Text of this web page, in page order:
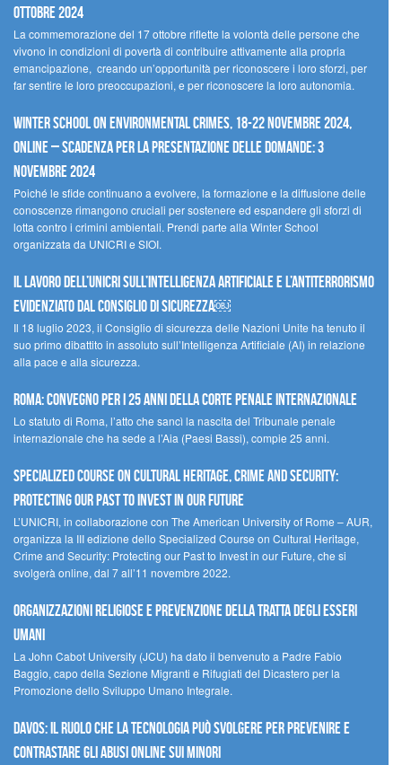
ottobre 2024
La commemorazione del 17 ottobre riflette la volontà delle persone che
vivono in condizioni di povertà di contribuire attivamente alla propria
emancipazione, creando un’opportunità per riconoscere i loro sforzi, per
far sentire le loro preoccupazioni, e per riconoscere la loro autonomia.
Winter School on Environmental Crimes, 18-22 novembre 2024,
Online – Scadenza per la presentazione delle domande: 3
novembre 2024
Poiché le sfide continuano a evolvere, la formazione e la diffusione delle
conoscenze rimangono cruciali per sostenere ed espandere gli sforzi di
lotta contro i crimini ambientali. Prendi parte alla Winter School
organizzata da UNICRI e SIOI.
Il lavoro dell’UNICRI sull’intelligenza artificiale e l’antiterrorismo
evidenziato dal Consiglio di Sicurezza￼
Il 18 luglio 2023, il Consiglio di sicurezza delle Nazioni Unite ha tenuto il
suo primo dibattito in assoluto sull’Intelligenza Artificiale (AI) in relazione
alla pace e alla sicurezza.
Roma: convegno per i 25 anni della Corte penale internazionale
Lo statuto di Roma, l’atto che sancì la nascita del Tribunale penale
internazionale che ha sede a l’Aia (Paesi Bassi), compie 25 anni.
Specialized Course on Cultural Heritage, Crime and Security:
Protecting our Past to Invest in our Future
L’UNICRI, in collaborazione con The American University of Rome – AUR,
organizza la III edizione dello Specialized Course on Cultural Heritage,
Crime and Security: Protecting our Past to Invest in our Future, che si
svolgerà online, dal 7 all’11 novembre 2022.
Organizzazioni religiose e prevenzione della tratta degli esseri
umani
La John Cabot University (JCU) ha dato il benvenuto a Padre Fabio
Baggio, capo della Sezione Migranti e Rifugiati del Dicastero per la
Promozione dello Sviluppo Umano Integrale.
Davos: il ruolo che la tecnologia può svolgere per prevenire e
contrastare gli abusi online sui minori